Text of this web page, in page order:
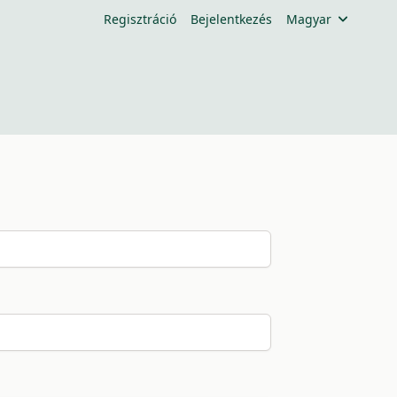
Regisztráció Bejelentkezés Magyar